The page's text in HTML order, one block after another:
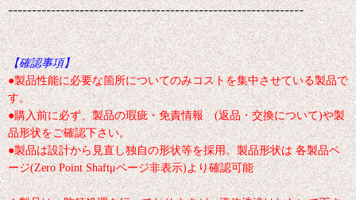
--------------------------------------------------------------
【確認事項】
●製品性能に必要な箇所についてのみコストを集中させている製品で
す。
●購入前に必ず、製品の瑕疵・免責情報 (返品・交換について)や製
品形状をご確認下さい。
●製品は設計から見直し独自の形状等を採用。製品形状は 各製品ペ
ージ(Zero Point Shaftμページ非表示)より確認可能